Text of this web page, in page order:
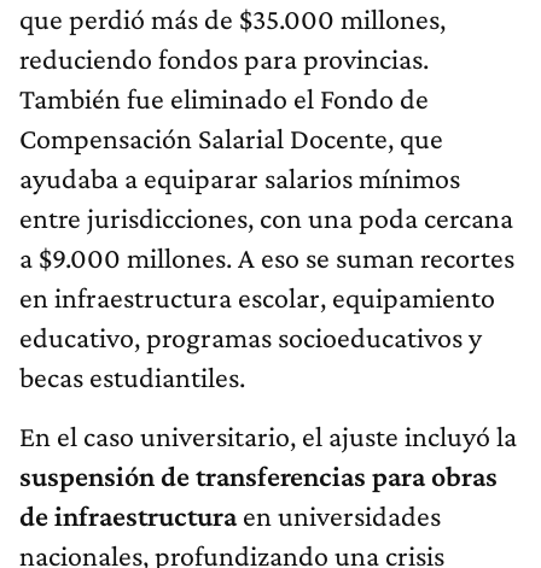
que perdió más de $35.000 millones,
reduciendo fondos para provincias.
También fue eliminado el Fondo de
Compensación Salarial Docente, que
ayudaba a equiparar salarios mínimos
entre jurisdicciones, con una poda cercana
a $9.000 millones. A eso se suman recortes
en infraestructura escolar, equipamiento
educativo, programas socioeducativos y
becas estudiantiles.
En el caso universitario, el ajuste incluyó la
suspensión de transferencias para obras
de infraestructuraen universidades
nacionales, profundizando una crisis